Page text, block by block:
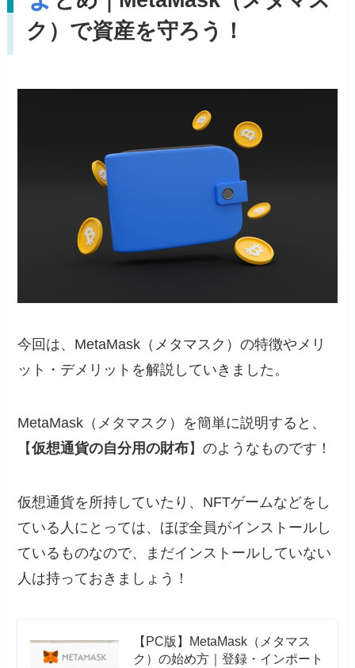
ク）で資産を守ろう！
今回は、MetaMask（メタマスク）の特徴やメリ
ット・デメリットを解説していきました。
MetaMask（メタマスク）を簡単に説明すると、
【仮想通貨の自分用の財布】のようなものです！
仮想通貨を所持していたり、NFTゲームなどをし
ている人にとっては、ほぼ全員がインストールし
ているものなので、まだインストールしていない
人は持っておきましょう！
【PC版】MetaMask（メタマス
ク）の始め方｜登録・インポート